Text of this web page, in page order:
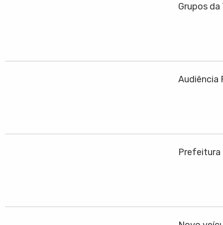
Grupos
Audiência
Prefeitura